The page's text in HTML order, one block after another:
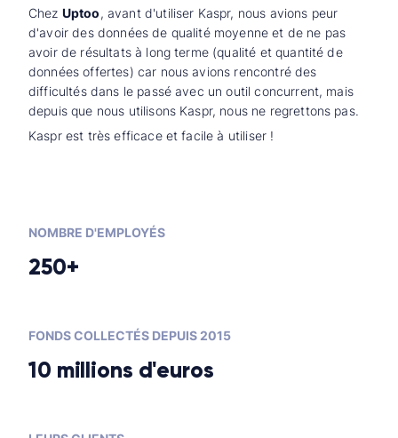
Chez Uptoo, avant d'utiliser Kaspr, nous avions peur
d'avoir des données de qualité moyenne et de ne pas
avoir de résultats à long terme (qualité et quantité de
données offertes) car nous avions rencontré des
difficultés dans le passé avec un outil concurrent, mais
depuis que nous utilisons Kaspr, nous ne regrettons pas.
Kaspr est très efficace et facile à utiliser !
NOMBRE D'EMPLOYÉS
250+
FONDS COLLECTÉS DEPUIS 2015
10 millions d'euros